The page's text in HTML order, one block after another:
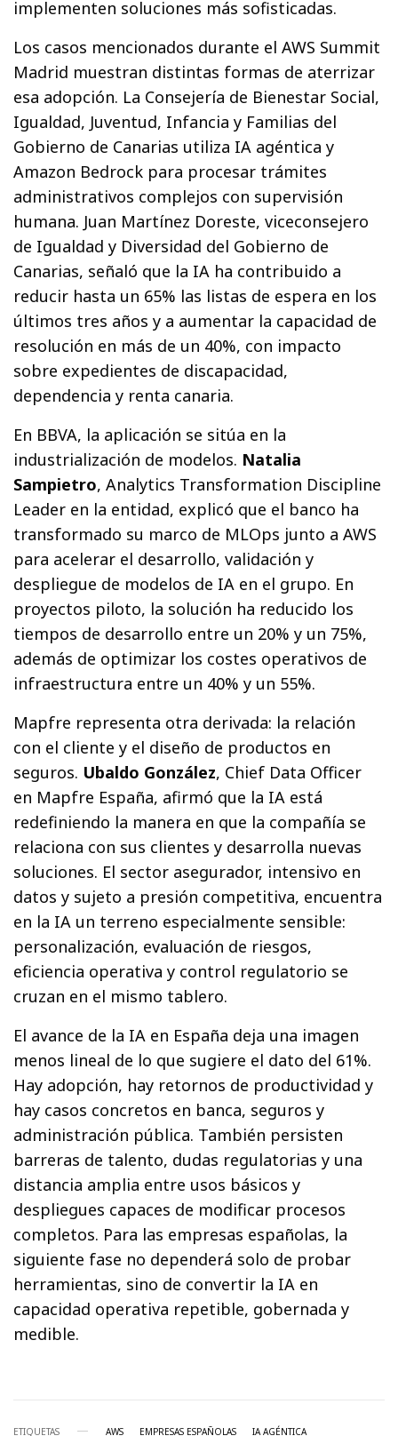
implementen soluciones más sofisticadas.
Los casos mencionados durante el AWS Summit
Madrid muestran distintas formas de aterrizar
esa adopción. La Consejería de Bienestar Social,
Igualdad, Juventud, Infancia y Familias del
Gobierno de Canarias utiliza IA agéntica y
Amazon Bedrock para procesar trámites
administrativos complejos con supervisión
humana. Juan Martínez Doreste, viceconsejero
de Igualdad y Diversidad del Gobierno de
Canarias, señaló que la IA ha contribuido a
reducir hasta un 65% las listas de espera en los
últimos tres años y a aumentar la capacidad de
resolución en más de un 40%, con impacto
sobre expedientes de discapacidad,
dependencia y renta canaria.
En BBVA, la aplicación se sitúa en la
industrialización de modelos. Natalia
Sampietro, Analytics Transformation Discipline
Leader en la entidad, explicó que el banco ha
transformado su marco de MLOps junto a AWS
para acelerar el desarrollo, validación y
despliegue de modelos de IA en el grupo. En
proyectos piloto, la solución ha reducido los
tiempos de desarrollo entre un 20% y un 75%,
además de optimizar los costes operativos de
infraestructura entre un 40% y un 55%.
Mapfre representa otra derivada: la relación
con el cliente y el diseño de productos en
seguros. Ubaldo González, Chief Data Officer
en Mapfre España, afirmó que la IA está
redefiniendo la manera en que la compañía se
relaciona con sus clientes y desarrolla nuevas
soluciones. El sector asegurador, intensivo en
datos y sujeto a presión competitiva, encuentra
en la IA un terreno especialmente sensible:
personalización, evaluación de riesgos,
eficiencia operativa y control regulatorio se
cruzan en el mismo tablero.
El avance de la IA en España deja una imagen
menos lineal de lo que sugiere el dato del 61%.
Hay adopción, hay retornos de productividad y
hay casos concretos en banca, seguros y
administración pública. También persisten
barreras de talento, dudas regulatorias y una
distancia amplia entre usos básicos y
despliegues capaces de modificar procesos
completos. Para las empresas españolas, la
siguiente fase no dependerá solo de probar
herramientas, sino de convertir la IA en
capacidad operativa repetible, gobernada y
medible.
ETIQUETAS AWS EMPRESAS ESPAÑOLAS
IA AGÉNTICA